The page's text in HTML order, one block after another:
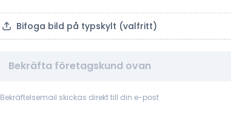
Bifoga bild på typskylt (valfritt)
Bekräfta företagskund ovan
Bekräftelsemail skickas direkt till din e-post